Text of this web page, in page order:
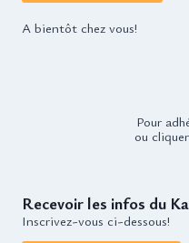
A bientôt chez vous!
Pour
ou
Recevoir les infos du
Inscrivez-vous ci-dessous!